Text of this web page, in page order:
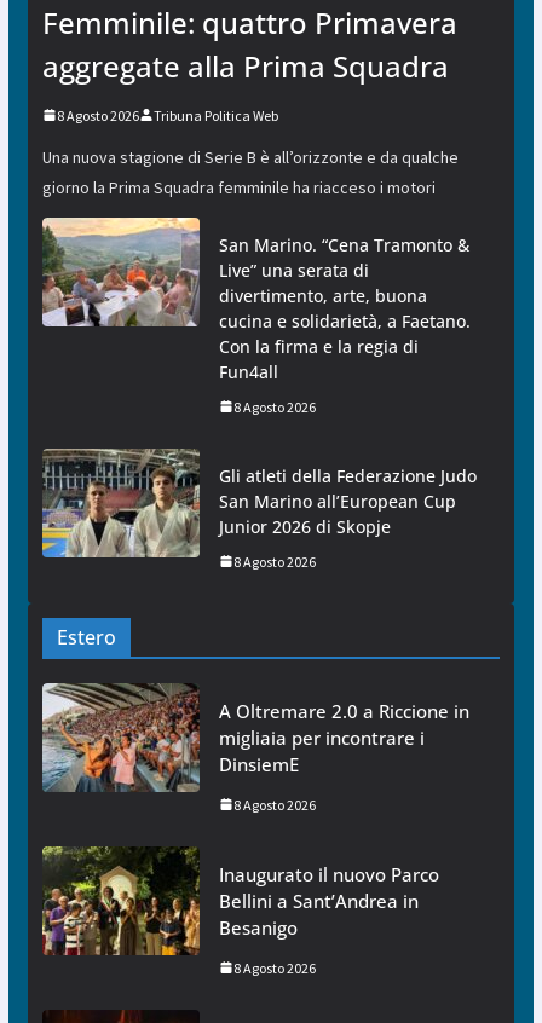
Femminile: quattro Primavera
aggregate alla Prima Squadra
8 Agosto 2026 Tribuna Politica Web
Una nuova stagione di Serie B è all’orizzonte e da qualche
giorno la Prima Squadra femminile ha riacceso i motori
San Marino. “Cena Tramonto &
Live” una serata di
divertimento, arte, buona
cucina e solidarietà, a Faetano.
Con la firma e la regia di
Fun4all
8 Agosto 2026
Gli atleti della Federazione Judo
San Marino all’European Cup
Junior 2026 di Skopje
8 Agosto 2026
Estero
A Oltremare 2.0 a Riccione in
migliaia per incontrare i
DinsiemE
8 Agosto 2026
Inaugurato il nuovo Parco
Bellini a Sant’Andrea in
Besanigo
8 Agosto 2026